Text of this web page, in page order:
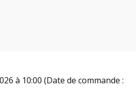
à 10:00 (Date de commande :